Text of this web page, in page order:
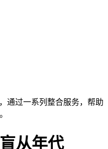
通过一系列整合服务，帮助
从年代